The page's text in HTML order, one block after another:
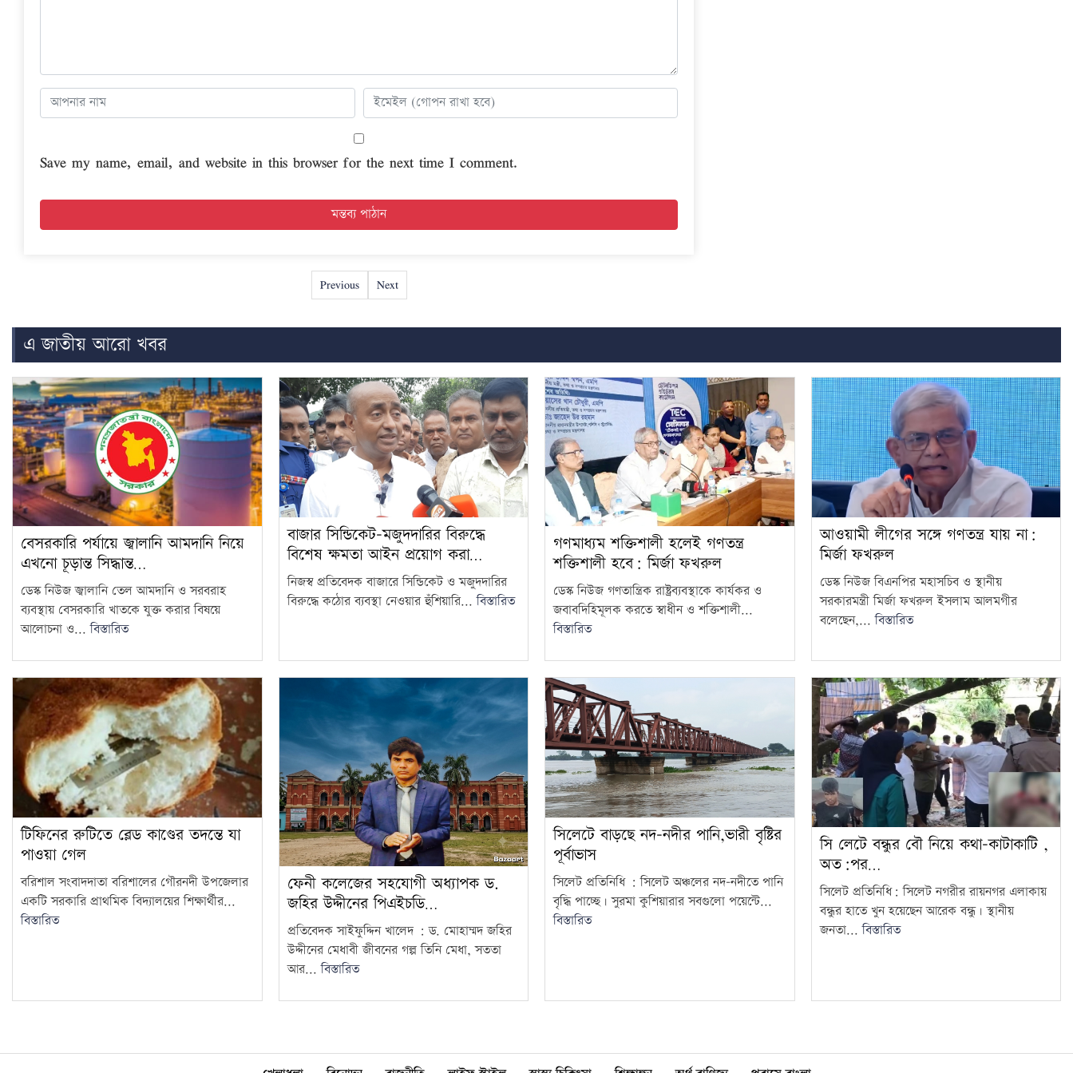
Save my name, email, and website in this browser for the next time I comment.
Previous Next
এ জাতীয় আরো খবর
বেসরকারি পর্যায়ে জ্বালানি আমদানি নিয়ে
এখনো চূড়ান্ত সিদ্ধান্ত…
ডেস্ক নিউজ জ্বালানি তেল আমদানি ও সরবরাহ
ব্যবস্থায় বেসরকারি খাতকে যুক্ত করার বিষয়ে
আলোচনা ও...বিস্তারিত
বাজার সিন্ডিকেট-মজুদদারির বিরুদ্ধে
বিশেষ ক্ষমতা আইন প্রয়োগ করা…
নিজস্ব প্রতিবেদক বাজারে সিন্ডিকেট ও মজুদদারির
বিরুদ্ধে কঠোর ব্যবস্থা নেওয়ার হুঁশিয়ারি...বিস্তারিত
গণমাধ্যম শক্তিশালী হলেই গণতন্ত্র
শক্তিশালী হবে: মির্জা ফখরুল
ডেস্ক নিউজ গণতান্ত্রিক রাষ্ট্রব্যবস্থাকে কার্যকর ও
জবাবদিহিমূলক করতে স্বাধীন ও শক্তিশালী...
বিস্তারিত
আওয়ামী লীগের সঙ্গে গণতন্ত্র যায় না:
মির্জা ফখরুল
ডেস্ক নিউজ বিএনপির মহাসচিব ও স্থানীয়
সরকারমন্ত্রী মির্জা ফখরুল ইসলাম আলমগীর
বলেছেন,...বিস্তারিত
টিফিনের রুটিতে ব্লেড কাণ্ডের তদন্তে যা
পাওয়া গেল
বরিশাল সংবাদদাতা বরিশালের গৌরনদী উপজেলার
একটি সরকারি প্রাথমিক বিদ্যালয়ের শিক্ষার্থীর...
বিস্তারিত
ফেনী কলেজের সহযোগী অধ্যাপক ড.
জহির উদ্দীনের পিএইচডি…
প্রতিবেদক সাইফুদ্দিন খালেদ : ড. মোহাম্মদ জহির
উদ্দীনের মেধাবী জীবনের গল্প তিনি মেধা, সততা
আর...বিস্তারিত
সিলেটে বাড়ছে নদ-নদীর পানি,ভারী বৃষ্টির
পূর্বাভাস
সিলেট প্রতিনিধি : সিলেট অঞ্চলের নদ-নদীতে পানি
বৃদ্ধি পাচ্ছে। সুরমা কুশিয়ারার সবগুলো পয়েন্টে...
বিস্তারিত
সি লেটে বন্ধুর বৌ নিয়ে কথা-কাটাকাটি ,
অত:পর…
সিলেট প্রতিনিধি: সিলেট নগরীর রায়নগর এলাকায়
বন্ধুর হাতে খুন হয়েছেন আরেক বন্ধু। স্থানীয়
জনতা...বিস্তারিত